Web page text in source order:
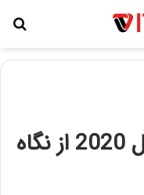
بهترین گوشی های سال 2020 از نگاه